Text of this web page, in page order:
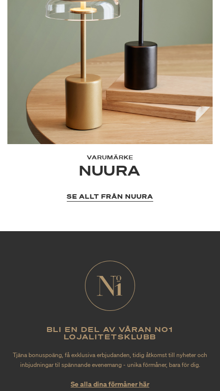
VARUMÄRKE
NUURA
SE ALLT FRÅN NUURA
BLI EN DEL AV VÅRAN NO1
LOJALITETSKLUBB
Tjäna bonuspoäng, få exklusiva erbjudanden, tidig åtkomst till nyheter och
inbjudningar til spännande evenemang - unika förmåner, bara för dig.
Se alla dina förmåner här